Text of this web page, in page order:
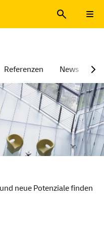
Referenzen News
neue Potenziale finden